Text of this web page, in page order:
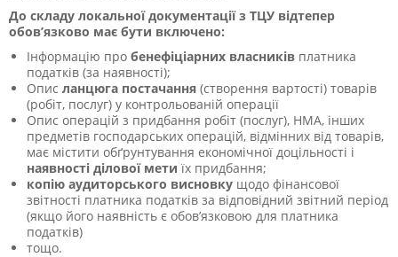
До складу локальної документації з ТЦУ відтепер
обов’язково має бути включено:
Інформацію про бенефіціарних власників платника
податків (за наявності);
Опис ланцюга постачання (створення вартості) товарів
(робіт, послуг) у контрольованій операції
Опис операцій з придбання робіт (послуг), НМА, інших
предметів господарських операцій, відмінних від товарів,
має містити обґрунтування економічної доцільності і
наявності ділової мети їх придбання;
копію аудиторського висновку щодо фінансової
звітності платника податків за відповідний звітний період
(якщо його наявність є обов’язковою для платника
податків)
тощо.